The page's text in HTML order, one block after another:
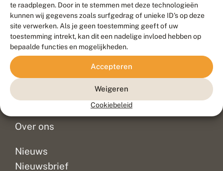
te raadplegen. Door in te stemmen met deze technologieën
kunnen wij gegevens zoals surfgedrag of unieke ID's op deze
site verwerken. Als je geen toestemming geeft of uw
toestemming intrekt, kan dit een nadelige invloed hebben op
bepaalde functies en mogelijkheden.
Accepteren
Weigeren
Cookiebeleid
Contact
Veelgestelde vragen
Doneer
Over ons
Nieuws
Nieuwsbrief
Meld waarnemingen© 2026 Vlinderstichting
Duurzaam ontwikkeld door
Go2People
, ontworpen door
Blue Field Agency
Privacy
Disclaimer
Sitemap